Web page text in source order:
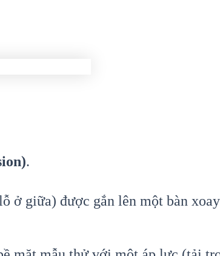
.
ở giữa) được gắn lên một bàn